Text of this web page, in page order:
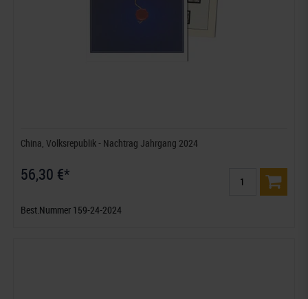
China, Volksrepublik - Nachtrag Jahrgang 2024
56,30 €*
Best.Nummer 159-24-2024